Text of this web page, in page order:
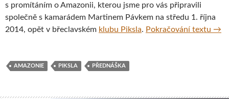
s promítáním o Amazonii, kterou jsme pro vás připravili
společně s kamarádem Martinem Pávkem na středu 1. října
2014, opět v břeclavském klubu Piksla. Pokračování textu →
AMAZONIE PIKSLA PŘEDNÁŠKA